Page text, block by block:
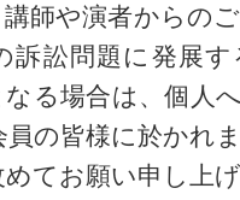
師や演者からの
訴訟問題に発展
る場合は、個人
員の皆様に於かれ
てお願い申し上